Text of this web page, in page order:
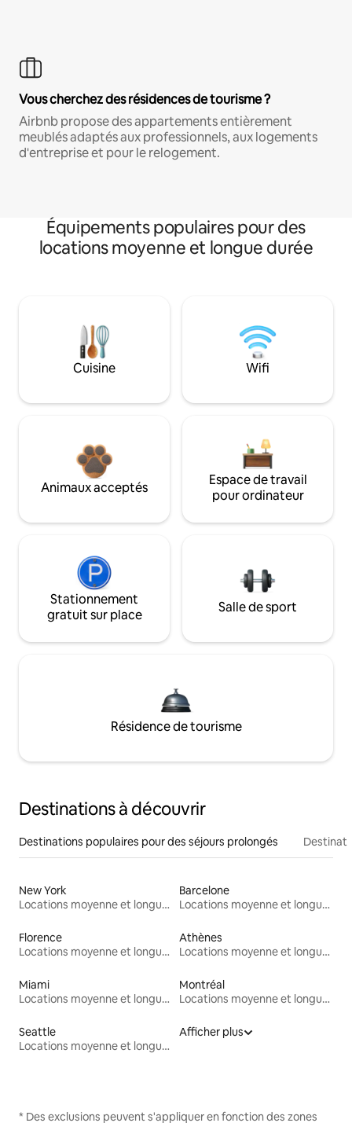
Vous cherchez des résidences de tourisme ?
Airbnb propose des appartements entièrement
meublés adaptés aux professionnels, aux logements
d'entreprise et pour le relogement.
Équipements populaires pour des
locations moyenne et longue durée
Cuisine Wifi
Animaux acceptés
Espace de travail
pour ordinateur
Stationnement
gratuit sur place
Salle de sport
Résidence de tourisme
Destinations à découvrir
Destinations populaires pour des séjours prolongés
New York
Locations moyenne et longue durée
Barcelone
Locations moyenne et longue durée
Florence
Locations moyenne et longue durée
Athènes
Locations moyenne et longue durée
Miami
Locations moyenne et longue durée
Montréal
Locations moyenne et longue durée
Seattle
Locations moyenne et longue durée
Afficher plus
* Des exclusions peuvent s'appliquer en fonction des zones